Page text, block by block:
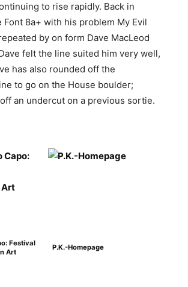
to rise rapidly. Back in
Font 8a+ with his problem My Evil
by on form Dave MacLeod
felt the line suited him very well,
has also rounded off the
to go on the House boulder;
an undercut on a previous sortie.
Festival
Art
P.K.-Homepage